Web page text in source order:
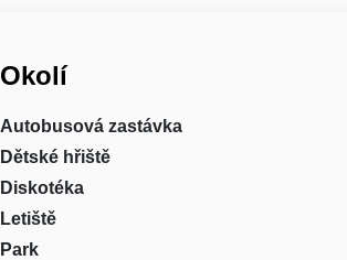
Okolí
Autobusová zastávka
Dětské hřiště
Diskotéka
Letiště
Park